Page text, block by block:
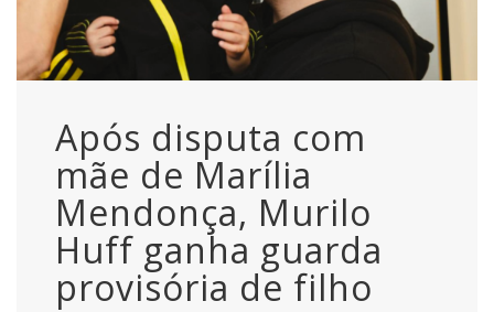
Após disputa com
mãe de Marília
Mendonça, Murilo
Huff ganha guarda
provisória de filho